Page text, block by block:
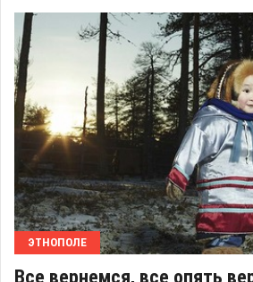
ЭТНОПОЛЕ
Все вернемся, все опять